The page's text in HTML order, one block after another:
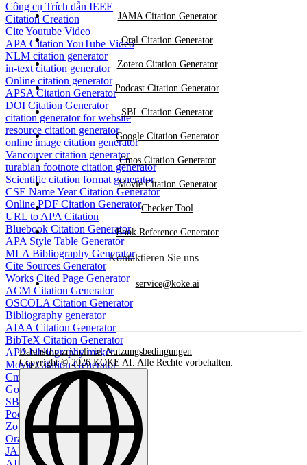
Công cụ Trích dẫn IEEE
Citation Creation
Cite Youtube Video
APA Citation YouTube Video
NLM citation generator
in-text citation generator
Online citation generator
APSA Citation Generator
DOI Citation Generator
citation generator for website
resource citation generator
online image citation generator
Vancouver citation generator
turabian footnote citation generator
Scientific citation format generator
CSE Name Year Citation Generator
Online PDF Citation Generator
URL to APA Citation
Bluebook Citation Generator
APA Style Table Generator
MLA Bibliography Generator
Cite Sources Generator
Works Cited Page Generator
ACM Citation Generator
OSCOLA Citation Generator
Bibliography generator
AIAA Citation Generator
BibTeX Citation Generator
APA bibliography maker
Movie Citation Generator
Cmos Citation Generator
Google Citation Generator
SBL Citation Generator
Podcast Citation Generator
Zotero Citation Generator
Oral Citation Generator
JAMA Citation Generator
JAMA Citation Generator
Oral Citation Generator
Zotero Citation Generator
Podcast Citation Generator
SBL Citation Generator
Google Citation Generator
Cmos Citation Generator
Movie Citation Generator
Checker Tool
Book Reference Generator
Kontaktieren Sie uns
service@koke.ai
Datenschutzrichtlinie,Nutzungsbedingungen
Copyright © 2026 KOKE AI. Alle Rechte vorbehalten.